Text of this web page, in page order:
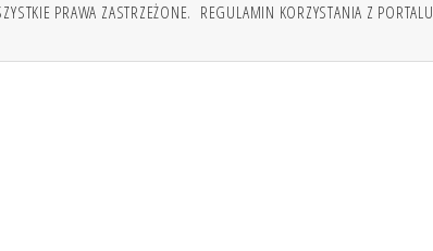
PRAWA ZASTRZEŻONE. REGULAMIN KORZYSTANIA Z PORTALU